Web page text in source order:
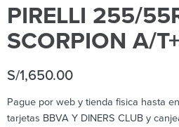
PIRELLI 255/
SCORPION A/T+
S/1,650.00
Pague por web y tienda fisica hasta
tarjetas BBVA Y DINERS CLUB y